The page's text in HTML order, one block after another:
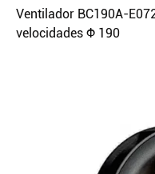
Ventilador BC190A-
velocidades Φ 190